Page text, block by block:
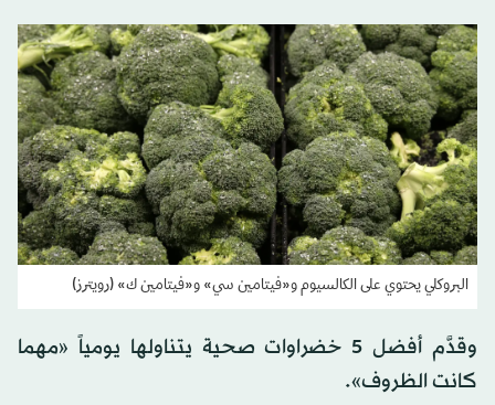
البروكلي يحتوي على الكالسيوم و«فيتامين سي» و«فيتامين ك» (رويترز)
وقدَّم أفضل 5 خضراوات صحية يتناولها يومياً «مهما
كانت الظروف».